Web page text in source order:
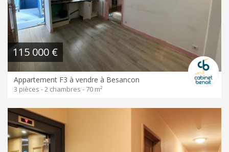
115 000 €
Appartement F3 à vendre à Besancon
3 pièces - 2 chambres - 70 m²